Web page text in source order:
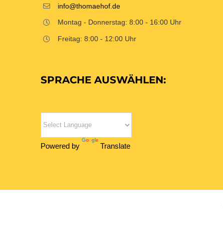
info@thomaehof.de
Montag - Donnerstag: 8:00 - 16:00 Uhr
Freitag: 8:00 - 12:00 Uhr
SPRACHE AUSWÄHLEN:
Powered by Translate